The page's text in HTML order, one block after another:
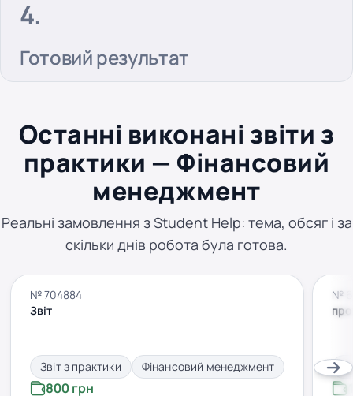
Готовий результат
Останні виконані звіти з
практики — Фінансовий
менеджмент
Реальні замовлення з Student Help: тема, обсяг і за
скільки днів робота була готова.
№ 704884
Звіт
Звіт з практики Фінансовий менеджмент
800 грн
№